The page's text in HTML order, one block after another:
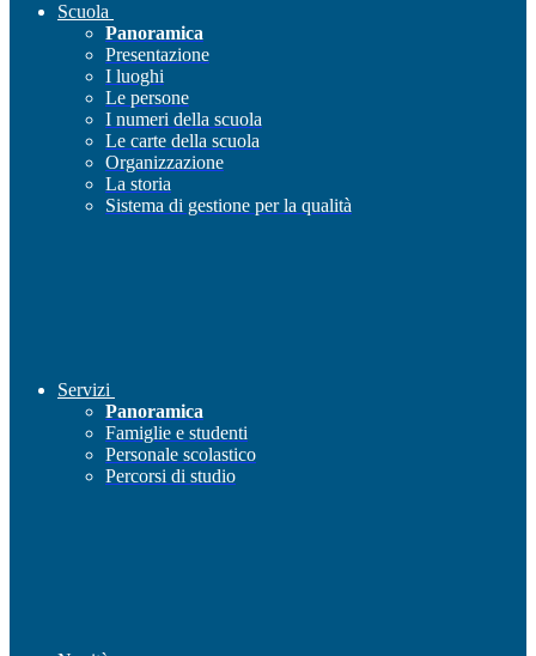
Scuola
Panoramica
Presentazione
I luoghi
Le persone
I numeri della scuola
Le carte della scuola
Organizzazione
La storia
Sistema di gestione per la qualità
Servizi
Panoramica
Famiglie e studenti
Personale scolastico
Percorsi di studio